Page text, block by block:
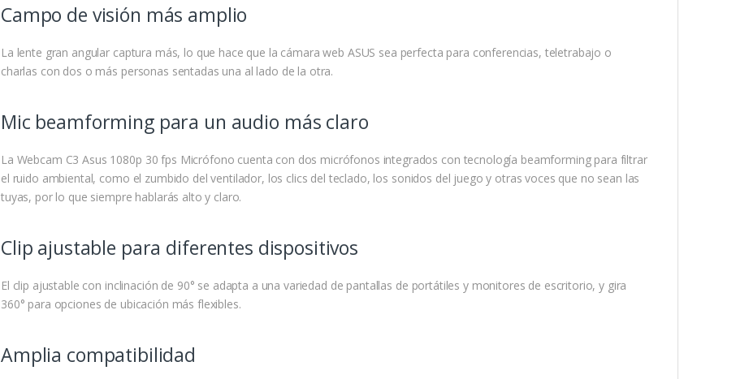
Campo de visión más amplio
La lente gran angular captura más, lo que hace que la cámara web ASUS sea perfecta para conferencias, teletrabajo o
charlas con dos o más personas sentadas una al lado de la otra.
Mic beamforming para un audio más claro
La Webcam C3 Asus 1080p 30 fps Micrófono cuenta con dos micrófonos integrados con tecnología beamforming para filtrar
el ruido ambiental, como el zumbido del ventilador, los clics del teclado, los sonidos del juego y otras voces que no sean las
tuyas, por lo que siempre hablarás alto y claro.
Clip ajustable para diferentes dispositivos
El clip ajustable con inclinación de 90° se adapta a una variedad de pantallas de portátiles y monitores de escritorio, y gira
360° para opciones de ubicación más flexibles.
Amplia compatibilidad